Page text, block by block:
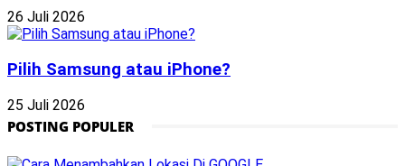
26 Juli 2026
Pilih Samsung atau iPhone?
25 Juli 2026
POSTING POPULER